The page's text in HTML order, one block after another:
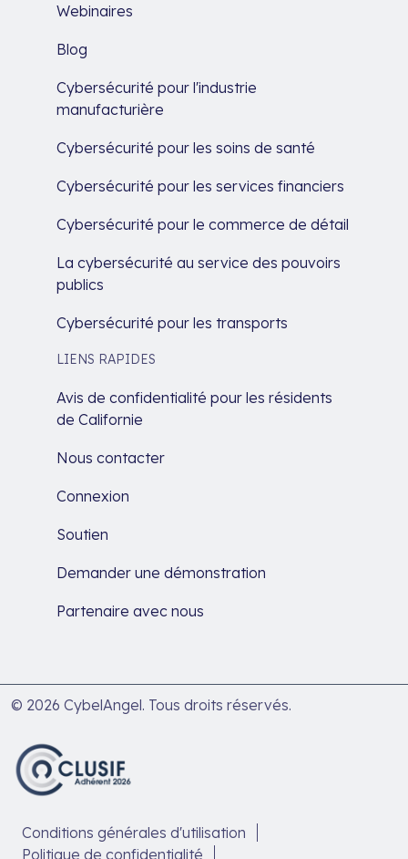
Webinaires
Blog
Cybersécurité pour l'industrie
manufacturière
Cybersécurité pour les soins de santé
Cybersécurité pour les services financiers
Cybersécurité pour le commerce de détail
La cybersécurité au service des pouvoirs
publics
Cybersécurité pour les transports
LIENS RAPIDES
Avis de confidentialité pour les résidents
de Californie
Nous contacter
Connexion
Soutien
Demander une démonstration
Partenaire avec nous
© 2026 CybelAngel. Tous droits réservés.
Conditions générales d'utilisation
Politique de confidentialité